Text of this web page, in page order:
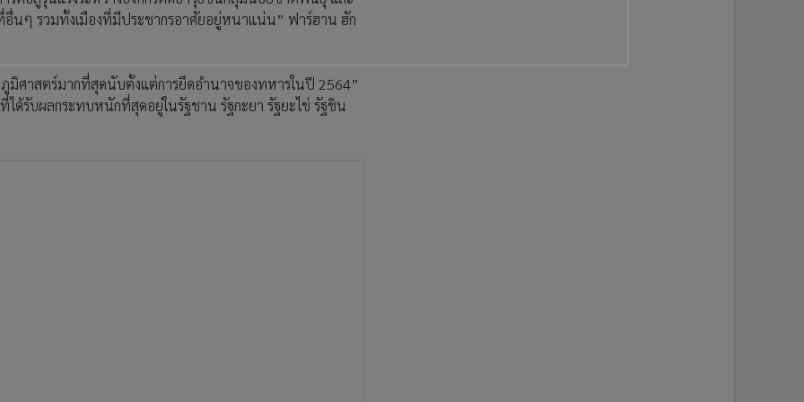
นๆ รวมทั้งเมืองที่มีประชากรอาศัยอยู่หนาแน่น” ฟาร์ฮาน ฮัก
มิศาสตร์มากที่สุดนับตั้งแต่การยึดอำนาจของทหารในปี 2564”
ได้รับผลกระทบหนักที่สุดอยู่ในรัฐชาน รัฐกะยา รัฐยะไข่ รัฐชิน